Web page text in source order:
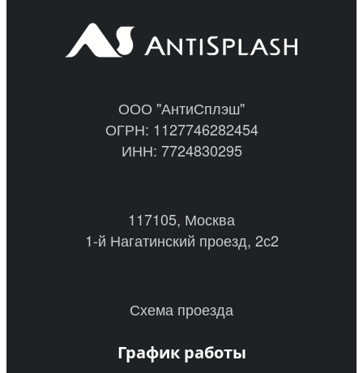
ООО "АнтиСплэш"
ОГРН: 1127746282454
ИНН: 7724830295
117105, Москва
1-й Нагатинский проезд, 2с2
Схема проезда
График работы